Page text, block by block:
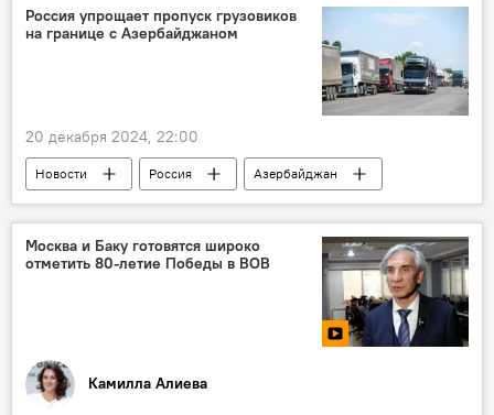
финалисты
Натаван Хабиби
Мурад Ариф
певица Мехин Гумбатова
Россия упрощает пропуск грузовиков
на границе с Азербайджаном
20 декабря 2024, 22:00
Новости Россия
Азербайджан
Граница
грузовики
пункт пропуска "Тагиркент-Казмаляр"
электронная очередь
Экономика
Москва и Баку готовятся широко
отметить 80-летие Победы в ВОВ
Камилла Алиева